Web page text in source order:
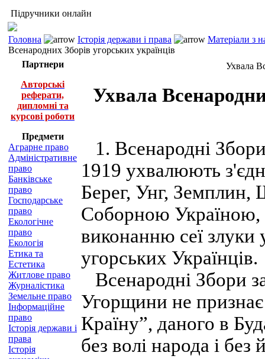
Підручники онлайн
Головна Історія держави і права
Матеріали з
Всенародних Зборів угорських українців
Партнери
Авторські
реферати,
дипломні та
курсові роботи
Предмети
Аграрне право
Адміністративне
право
Банківське
право
Господарське
право
Екологічне
право
Екологія
Етика та
Естетика
Житлове право
Журналістика
Земельне право
Інформаційне
право
Історія держави і
права
Історія
Ухвала
Ухвала
1. Всенародні
1919 ухвалюють
Берег, Унг, Земплин,
Соборною Україною,
виконанню сеї злуки
угорських Українців.
Всенародні Збори
Угорщини не признає
Країну”, даного в
без волі народа і без